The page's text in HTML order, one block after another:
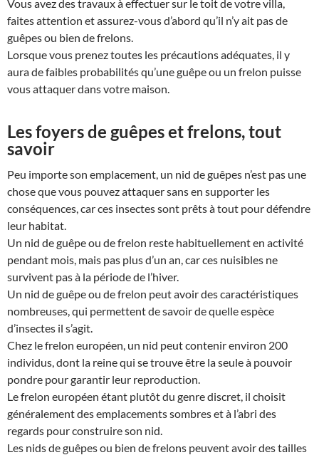
Vous avez des travaux à effectuer sur le toit de votre villa,
faites attention et assurez-vous d’abord qu’il n’y ait pas de
guêpes ou bien de frelons.
Lorsque vous prenez toutes les précautions adéquates, il y
aura de faibles probabilités qu’une guêpe ou un frelon puisse
vous attaquer dans votre maison.
Les foyers de guêpes et frelons, tout
savoir
Peu importe son emplacement, un nid de guêpes n’est pas une
chose que vous pouvez attaquer sans en supporter les
conséquences, car ces insectes sont prêts à tout pour défendre
leur habitat.
Un nid de guêpe ou de frelon reste habituellement en activité
pendant mois, mais pas plus d’un an, car ces nuisibles ne
survivent pas à la période de l’hiver.
Un nid de guêpe ou de frelon peut avoir des caractéristiques
nombreuses, qui permettent de savoir de quelle espèce
d’insectes il s’agit.
Chez le frelon européen, un nid peut contenir environ 200
individus, dont la reine qui se trouve être la seule à pouvoir
pondre pour garantir leur reproduction.
Le frelon européen étant plutôt du genre discret, il choisit
généralement des emplacements sombres et à l’abri des
regards pour construire son nid.
Les nids de guêpes ou bien de frelons peuvent avoir des tailles